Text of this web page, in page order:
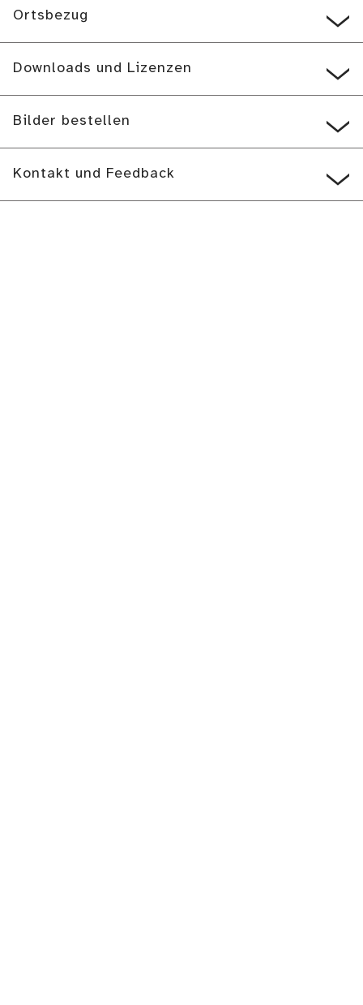
Ortsbezug
Downloads und Lizenzen
Bilder bestellen
Kontakt und Feedback